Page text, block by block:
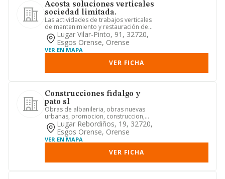
Acosta soluciones verticales
sociedad limitada.
Las actividades de trabajos verticales
de mantenimiento y restauración de
fachadas, canalones y tej...
Lugar Vilar-Pinto, 91, 32720,
Esgos Orense, Orense
VER EN MAPA
VER FICHA
Construcciones fidalgo y
pato sl
Obras de albanileria, obras nuevas
urbanas, promocion, construccion,
adquisicion y enajenacion de b...
Lugar Rebordiños, 19, 32720,
Esgos Orense, Orense
VER EN MAPA
VER FICHA